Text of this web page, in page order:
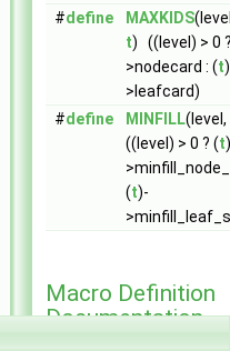
#define MAXKIDS
t) ((level) > 0
>nodecard : (t
>leafcard)
#define MINFILL(level,
((level) > 0 ? (t
(t)-
Macro Definition
Documentation